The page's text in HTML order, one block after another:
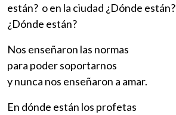
están? o en la ciudad ¿Dónde están?
¿Dónde están?
Nos enseñaron las normas
para poder soportarnos
y nunca nos enseñaron a amar.
En dónde están los profetas